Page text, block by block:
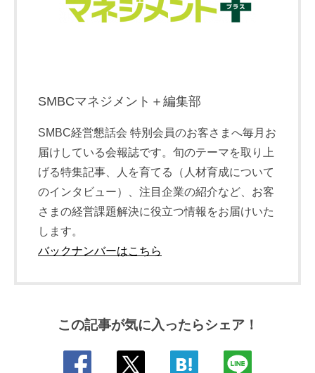
SMBCマネジメント＋編集部
SMBC経営懇話会 特別会員のお客さまへ毎月お
届けしている会報誌です。旬のテーマを取り上
げる特集記事、人を育てる（人材育成について
のインタビュー）、注目企業の紹介など、お客
さまの経営課題解決に役立つ情報をお届けいた
します。
バックナンバーはこちら
この記事が気に入ったらシェア！